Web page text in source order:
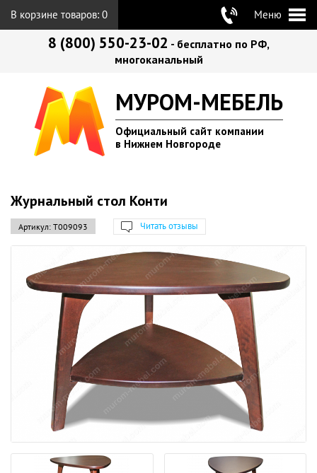
В корзине товаров: 0 Меню
8 (800) 550-23-02 - бесплатно по РФ,
многоканальный
МУРОМ-МЕБЕЛЬ
Официальный сайт компании
в Нижнем Новгороде
Журнальный стол Конти
Артикул: Т009093 Читать отзывы